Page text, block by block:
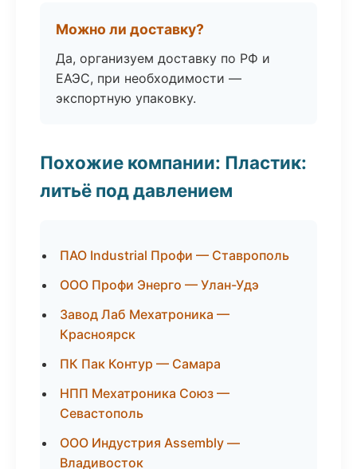
Можно ли доставку?
Да, организуем доставку по РФ и
ЕАЭС, при необходимости —
экспортную упаковку.
Похожие компании: Пластик:
литьё под давлением
ПАО Industrial Профи — Ставрополь
ООО Профи Энерго — Улан-Удэ
Завод Лаб Мехатроника —
Красноярск
ПК Пак Контур — Самара
НПП Мехатроника Союз —
Севастополь
ООО Индустрия Assembly —
Владивосток